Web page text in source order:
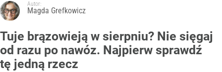
Autor:
Magda Grefkowicz
Tuje brązowieją w sierpniu? Nie sięgaj
od razu po nawóz. Najpierw sprawdź
tę jedną rzecz